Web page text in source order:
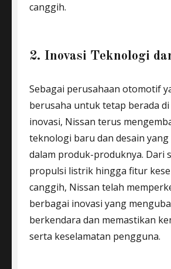
canggih.
2. Inovasi Teknologi
Sebagai perusahaan otomotif
berusaha untuk tetap berada
inovasi, Nissan terus
teknologi baru dan desain
dalam produk-produknya. Dari
propulsi listrik hingga fitur
canggih, Nissan telah
berbagai inovasi yang
berkendara dan memastikan
serta keselamatan pengguna.